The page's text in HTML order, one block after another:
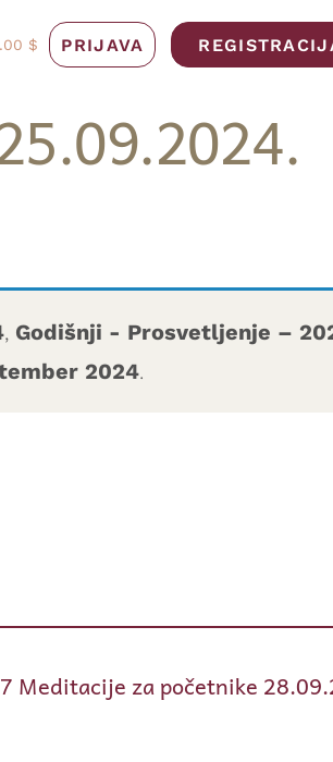
$ PRIJAVA
, Godišnji - Prosvetljenje –
2024.
Meditacije za početnike